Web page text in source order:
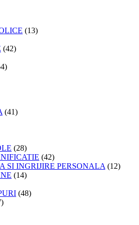
(13)
(42)
(41)
(28)
(42)
SI INGRIJIRE PERSONALA (12)
(14)
(48)